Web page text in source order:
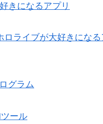
きになるアプリ
ライブが大好きになる
グラム
ール